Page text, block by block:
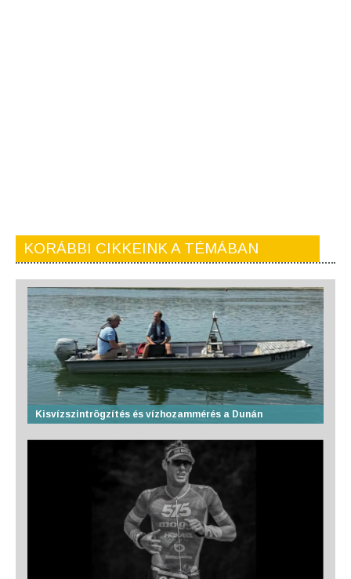
KORÁBBI CIKKEINK A TÉMÁBAN
Kisvízszintrögzítés és vízhozammérés a Dunán